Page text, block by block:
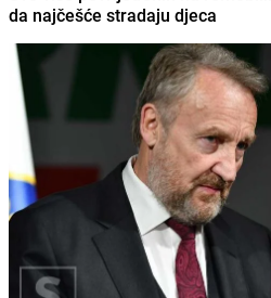
da najčešće stradaju djeca